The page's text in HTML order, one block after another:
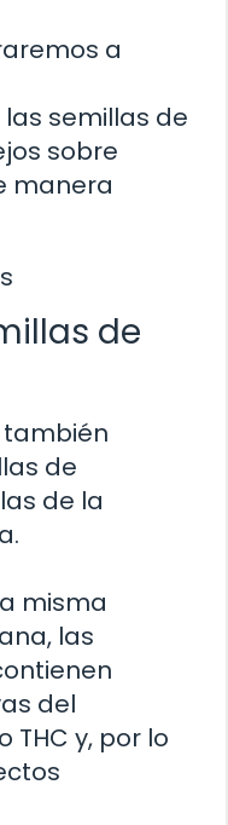
a
semillas de
sobre
manera
de
también
de
de la
misma
las
del
y, por lo